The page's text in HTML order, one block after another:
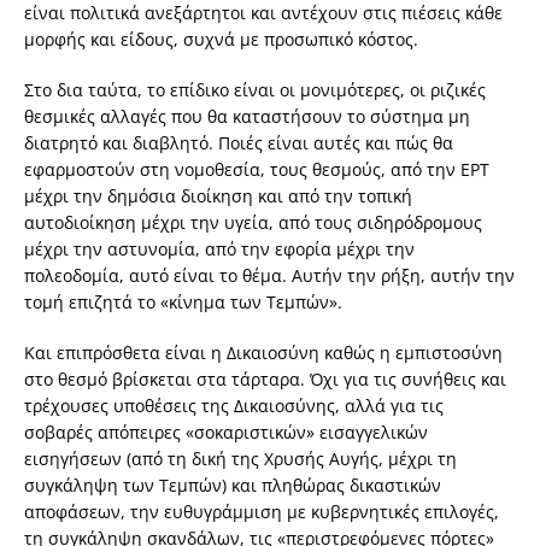
είναι πολιτικά ανεξάρτητοι και αντέχουν στις πιέσεις κάθε
μορφής και είδους, συχνά με προσωπικό κόστος.
Στο δια ταύτα, το επίδικο είναι οι μονιμότερες, οι ριζικές
θεσμικές αλλαγές που θα καταστήσουν το σύστημα μη
διατρητό και διαβλητό. Ποιές είναι αυτές και πώς θα
εφαρμοστούν στη νομοθεσία, τους θεσμούς, από την ΕΡΤ
μέχρι την δημόσια διοίκηση και από την τοπική
αυτοδιοίκηση μέχρι την υγεία, από τους σιδηρόδρομους
μέχρι την αστυνομία, από την εφορία μέχρι την
πολεοδομία, αυτό είναι το θέμα. Αυτήν την ρήξη, αυτήν την
τομή επιζητά το «κίνημα των Τεμπών».
Και επιπρόσθετα είναι η Δικαιοσύνη καθώς η εμπιστοσύνη
στο θεσμό βρίσκεται στα τάρταρα. Όχι για τις συνήθεις και
τρέχουσες υποθέσεις της Δικαιοσύνης, αλλά για τις
σοβαρές απόπειρες «σοκαριστικών» εισαγγελικών
εισηγήσεων (από τη δική της Χρυσής Αυγής, μέχρι τη
συγκάληψη των Τεμπών) και πληθώρας δικαστικών
αποφάσεων, την ευθυγράμμιση με κυβερνητικές επιλογές,
τη συγκάληψη σκανδάλων, τις «περιστρεφόμενες πόρτες»